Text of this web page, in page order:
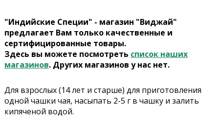
"Индийские Специи" - магазин "Виджай"
предлагает Вам только качественные и
сертифицированные товары.
Здесь вы можете посмотреть список наших
магазинов. Других магазинов у нас нет.
Для взрослых (14 лет и старше) для приготовления
одной чашки чая, насыпать 2-5 г в чашку и залить
кипяченой водой.